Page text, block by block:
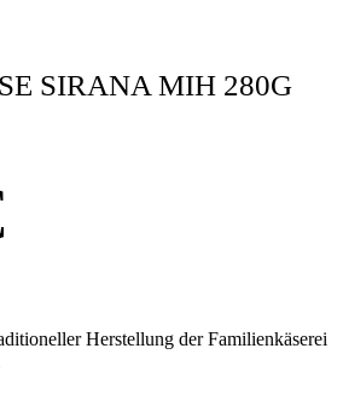
SIRANA MIH 280G
Herstellung der Familienkäserei